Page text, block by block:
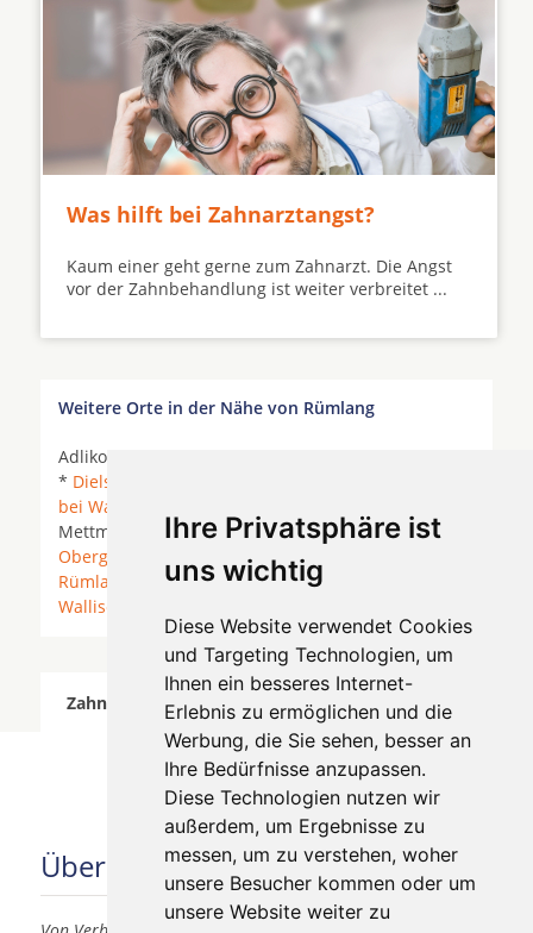
Ihre Privatsphäre ist
uns wichtig
Diese Website verwendet Cookies
und Targeting Technologien, um
Ihnen ein besseres Internet-
Erlebnis zu ermöglichen und die
Werbung, die Sie sehen, besser an
Ihre Bedürfnisse anzupassen.
Diese Technologien nutzen wir
außerdem, um Ergebnisse zu
messen, um zu verstehen, woher
unsere Besucher kommen oder um
unsere Website weiter zu
Was hilft bei Zahnarztangst?
Kaum einer geht gerne zum Zahnarzt. Die Angst
vor der Zahnbehandlung ist weiter verbreitet ...
Weitere Orte in der Nähe von Rümlang
Adlikon bei Regensdorf *
* Dielsdorf
bei Wallisellen
Mettmenhasli *Niederhasli*Oberengstringen*
Oberglatt
* Oberhasli * Opfikon *
Rümlang
* Seebach *Unterengstringen
Wallisellen
Zahnärzte für Zahnimplantete in Rümlang wurde
am 07 August 2026 aktualisiert.
Über uns